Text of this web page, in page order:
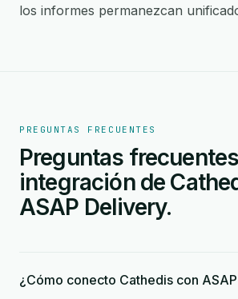
los informes permanezcan
PREGUNTAS FRECUENTES
Preguntas
integración de
ASAP Delivery.
¿Cómo conecto Cathedis con